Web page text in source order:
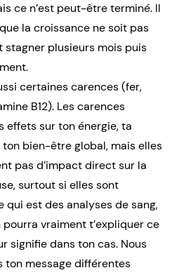
ce n’est peut-être terminé. Il
la croissance ne soit pas
stagner plusieurs mois puis
certaines carences (fer,
B12). Les carences
effets sur ton énergie, ta
bien-être global, mais elles
pas d’impact direct sur la
surtout si elles sont
qui est des analyses de sang,
vraiment t’expliquer ce
signifie dans ton cas. Nous
ton message différentes